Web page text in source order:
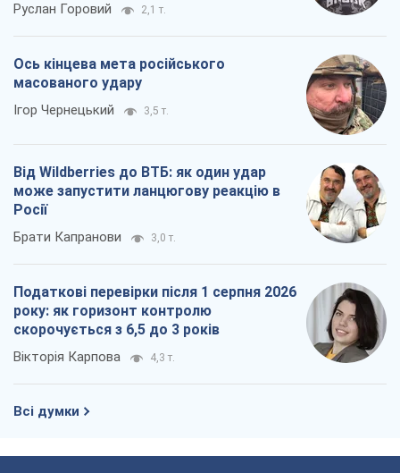
Руслан Горовий 2,1 т.
Ось кінцева мета російського
масованого удару
Ігор Чернецький 3,5 т.
Від Wildberries до ВТБ: як один удар
може запустити ланцюгову реакцію в
Росії
Брати Капранови 3,0 т.
Податкові перевірки після 1 серпня 2026
року: як горизонт контролю
скорочується з 6,5 до 3 років
Вікторія Карпова 4,3 т.
Всі думки